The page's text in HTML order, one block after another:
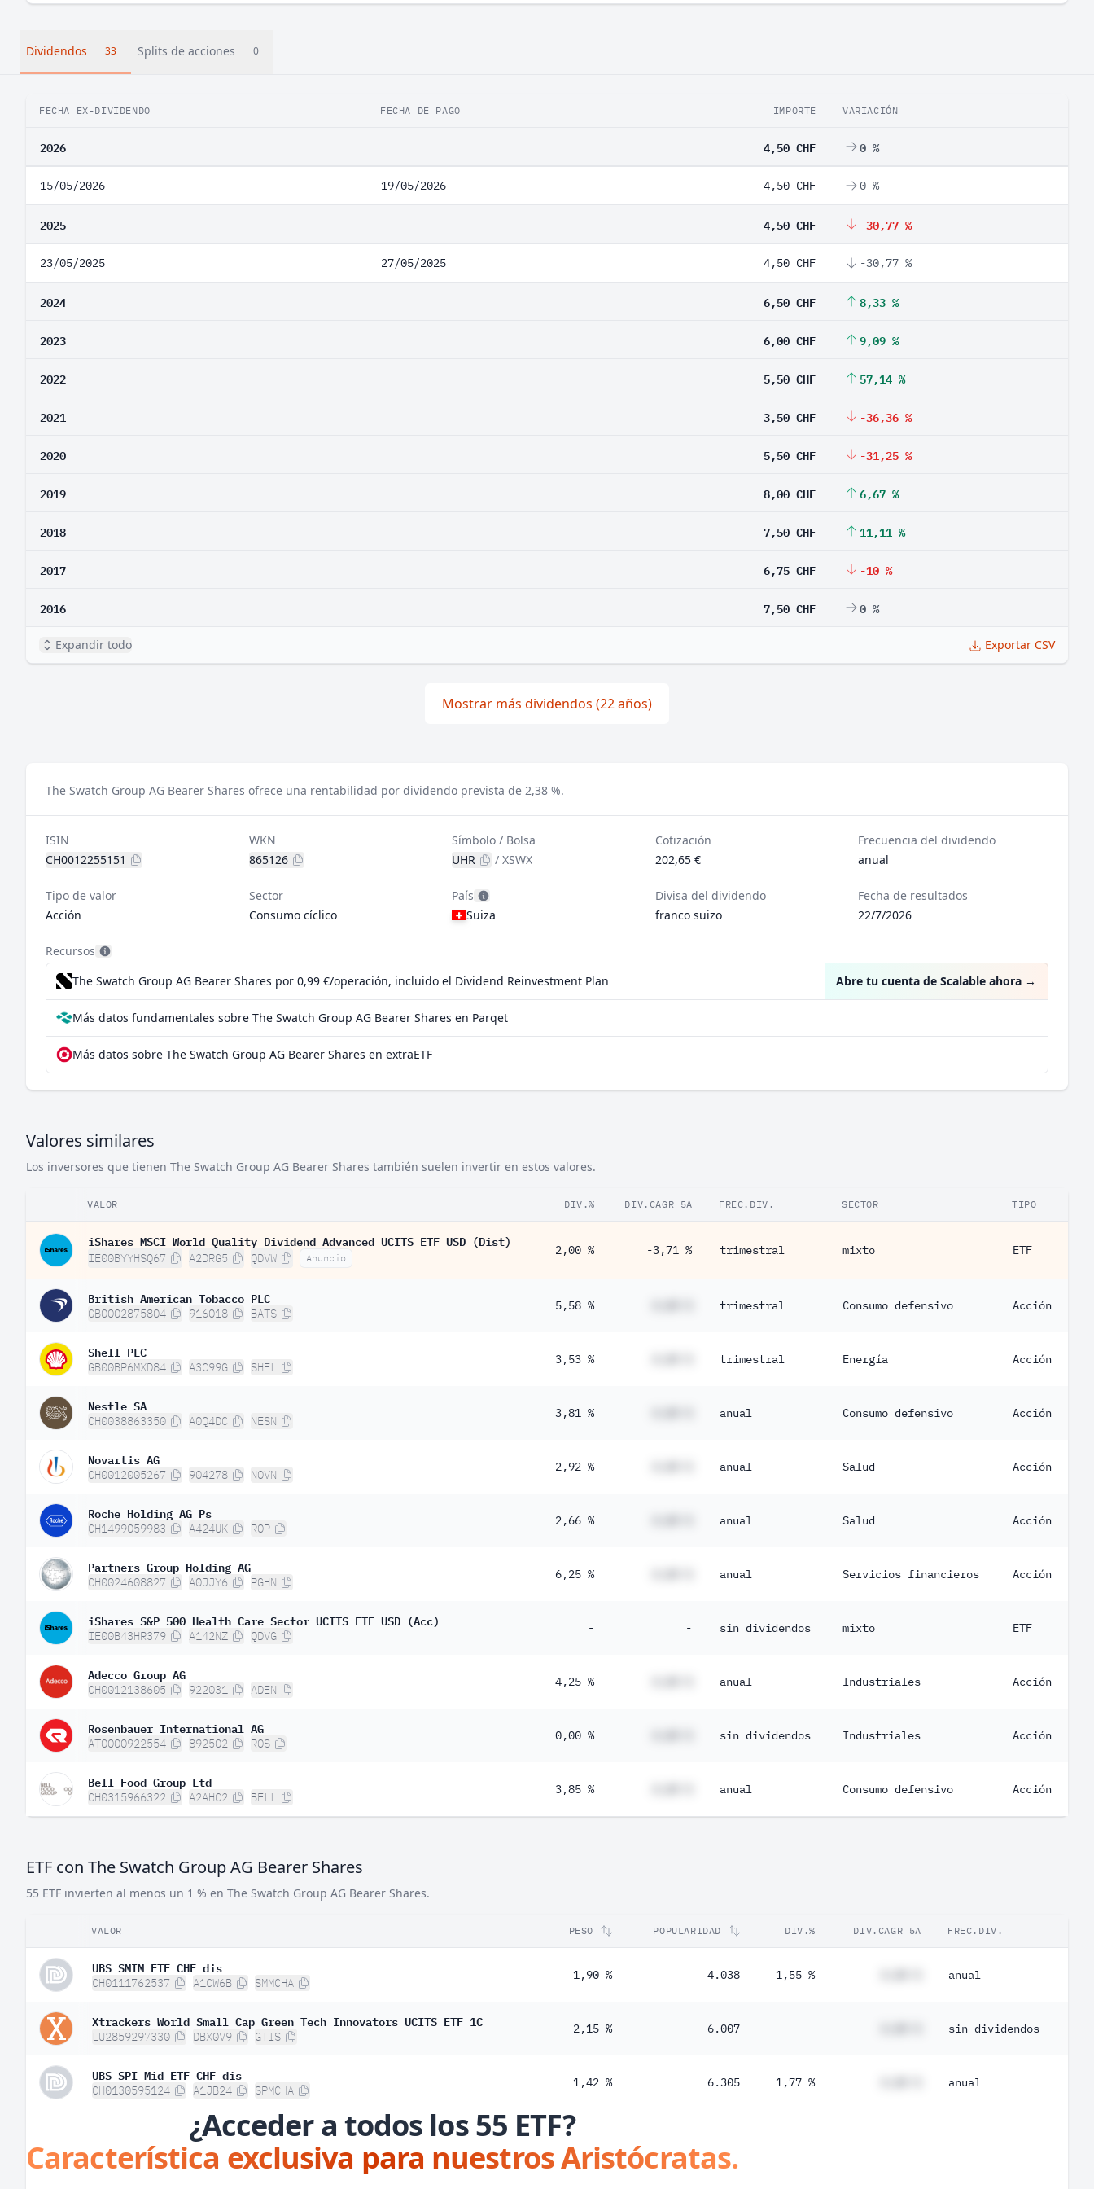
Dividendos 33 Splits de acciones 0
FECHA EX-DIVIDENDO FECHA DE PAGO IMPORTE VARIACIÓN
2026 4,50 CHF 0 %
15/05/2026 19/05/2026 4,50 CHF 0 %
2025 4,50 CHF -30,77 %
23/05/2025 27/05/2025 4,50 CHF -30,77 %
2024 6,50 CHF 8,33 %
2023 6,00 CHF 9,09 %
2022 5,50 CHF 57,14 %
2021 3,50 CHF -36,36 %
2020 5,50 CHF -31,25 %
2019 8,00 CHF 6,67 %
2018 7,50 CHF 11,11 %
2017 6,75 CHF -10 %
2016 7,50 CHF 0 %
Expandir todo Exportar CSV
Mostrar más dividendos (22 años)
The Swatch Group AG Bearer Shares ofrece una rentabilidad por dividendo prevista de 2,38 %.
ISIN
CH0012255151
WKN
865126
Símbolo / Bolsa
UHR
/XSWX
Cotización
202,65 €
Frecuencia del dividendo
anual
Tipo de valor
Acción
Sector
Consumo cíclico
País
Suiza
Divisa del dividendo
franco suizo
Fecha de resultados
22/7/2026
Recursos
The Swatch Group AG Bearer Shares por 0,99 €/operación, incluido el Dividend Reinvestment Plan
Abre tu cuenta de Scalable ahora →
Más datos fundamentales sobre The Swatch Group AG Bearer Shares en Parqet
Más datos sobre The Swatch Group AG Bearer Shares en extraETF
Valores similares
Los inversores que tienen The Swatch Group AG Bearer Shares también suelen invertir en estos valores.
VALOR DIV.% DIV.CAGR 5A FREC.DIV. SECTOR TIPO
iShares MSCI World Quality Dividend Advanced UCITS ETF USD (Dist)
IE00BYYHSQ67 A2DRG5 QDVW Anuncio
2,00 % -3,71 % trimestral mixto ETF
British American Tobacco PLC
GB0002875804 916018 BATS
5,58 % trimestral Consumo defensivo Acción
Shell PLC
GB00BP6MXD84 A3C99G SHEL
3,53 % trimestral Energía Acción
Nestle SA
CH0038863350 A0Q4DC NESN
3,81 % anual Consumo defensivo Acción
Novartis AG
CH0012005267 904278 NOVN
2,92 % anual Salud Acción
Roche Holding AG Ps
CH1499059983 A424UK ROP
2,66 % anual Salud Acción
Partners Group Holding AG
CH0024608827 A0JJY6 PGHN
6,25 % anual Servicios financieros Acción
iShares S&P 500 Health Care Sector UCITS ETF USD (Acc)
IE00B43HR379 A142NZ QDVG
- - sin dividendos mixto ETF
Adecco Group AG
CH0012138605 922031 ADEN
4,25 % anual Industriales Acción
Rosenbauer International AG
AT0000922554 892502 ROS
0,00 % sin dividendos Industriales Acción
Bell Food Group Ltd
CH0315966322 A2AHC2 BELL
3,85 % anual Consumo defensivo Acción
ETF con The Swatch Group AG Bearer Shares
55 ETF invierten al menos un 1 % en The Swatch Group AG Bearer Shares.
VALOR PESO POPULARIDAD DIV.% DIV.CAGR 5A FREC.DIV.
UBS SMIM ETF CHF dis
CH0111762537 A1CW6B SMMCHA
1,90 % 4.038 1,55 % anual
Xtrackers World Small Cap Green Tech Innovators UCITS ETF 1C
LU2859297330 DBX0V9 GTIS
2,15 % 6.007 - sin dividendos
UBS SPI Mid ETF CHF dis
CH0130595124 A1JB24 SPMCHA
1,42 % 6.305 1,77 % anual
¿Acceder a todos los 55 ETF?
Característica exclusiva para nuestros Aristócratas.